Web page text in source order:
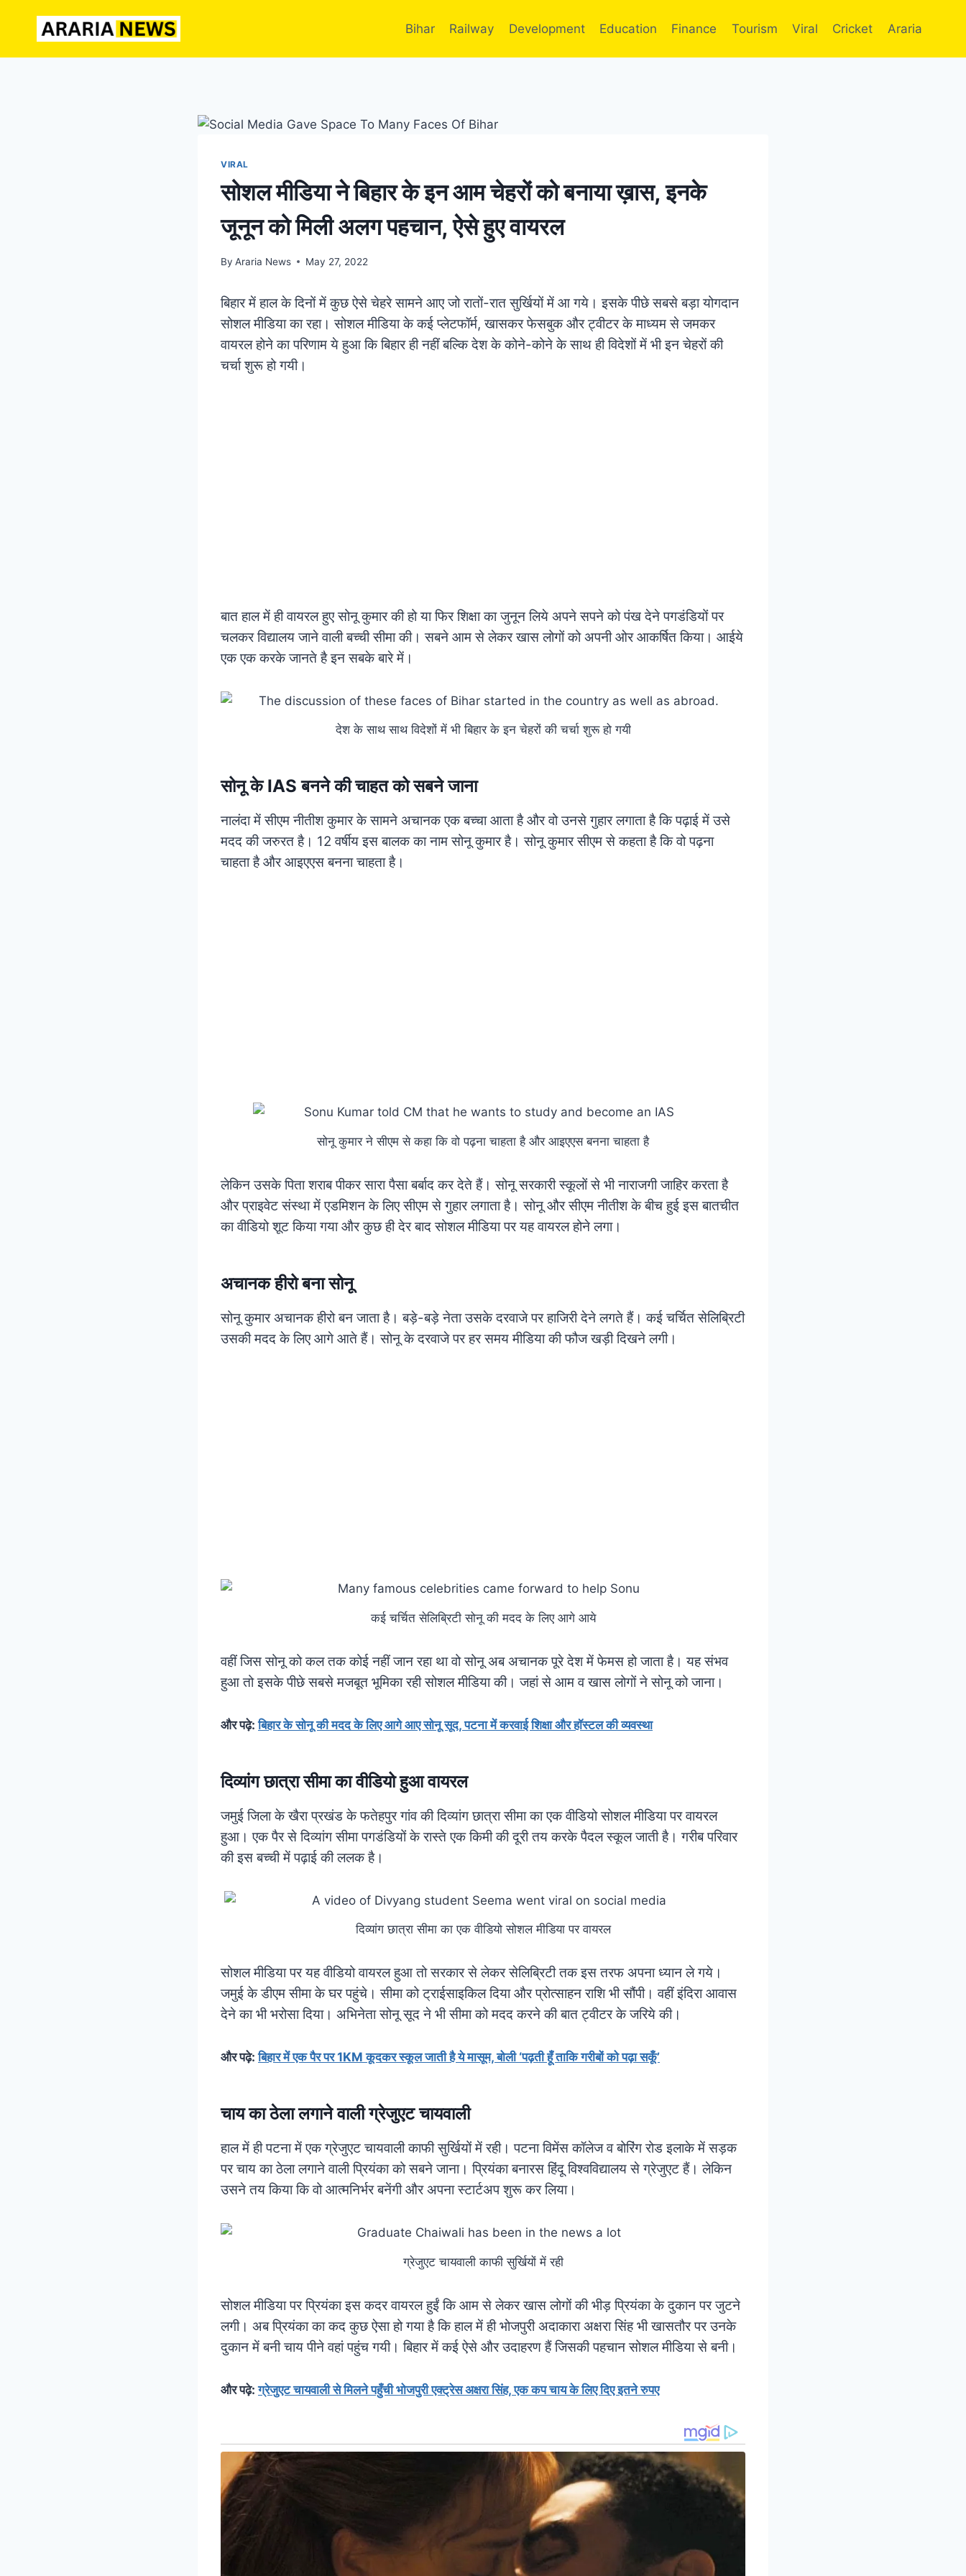
Bihar Railway Development Education Finance Tourism Viral Cricket Araria
VIRAL
सोशल मीडिया ने बिहार के इन आम चेहरों को बनाया ख़ास, इनके
जूनून को मिली अलग पहचान, ऐसे हुए वायरल
By Araria News May 27, 2022
बिहार में हाल के दिनों में कुछ ऐसे चेहरे सामने आए जो रातों-रात सुर्खियों में आ गये। इसके पीछे सबसे बड़ा योगदान
सोशल मीडिया का रहा। सोशल मीडिया के कई प्लेटफॉर्म, खासकर फेसबुक और ट्वीटर के माध्यम से जमकर
वायरल होने का परिणाम ये हुआ कि बिहार ही नहीं बल्कि देश के कोने-कोने के साथ ही विदेशों में भी इन चेहरों की
चर्चा शुरू हो गयी।
बात हाल में ही वायरल हुए सोनू कुमार की हो या फिर शिक्षा का जुनून लिये अपने सपने को पंख देने पगडंडियों पर
चलकर विद्यालय जाने वाली बच्ची सीमा की। सबने आम से लेकर खास लोगों को अपनी ओर आकर्षित किया। आईये
एक एक करके जानते है इन सबके बारे में।
देश के साथ साथ विदेशों में भी बिहार के इन चेहरों की चर्चा शुरू हो गयी
सोनू के IAS बनने की चाहत को सबने जाना
नालंदा में सीएम नीतीश कुमार के सामने अचानक एक बच्चा आता है और वो उनसे गुहार लगाता है कि पढ़ाई में उसे
मदद की जरुरत है। 12 वर्षीय इस बालक का नाम सोनू कुमार है। सोनू कुमार सीएम से कहता है कि वो पढ़ना
चाहता है और आइएएस बनना चाहता है।
सोनू कुमार ने सीएम से कहा कि वो पढ़ना चाहता है और आइएएस बनना चाहता है
लेकिन उसके पिता शराब पीकर सारा पैसा बर्बाद कर देते हैं। सोनू सरकारी स्कूलों से भी नाराजगी जाहिर करता है
और प्राइवेट संस्था में एडमिशन के लिए सीएम से गुहार लगाता है। सोनू और सीएम नीतीश के बीच हुई इस बातचीत
का वीडियो शूट किया गया और कुछ ही देर बाद सोशल मीडिया पर यह वायरल होने लगा।
अचानक हीरो बना सोनू
सोनू कुमार अचानक हीरो बन जाता है। बड़े-बड़े नेता उसके दरवाजे पर हाजिरी देने लगते हैं। कई चर्चित सेलिब्रिटी
उसकी मदद के लिए आगे आते हैं। सोनू के दरवाजे पर हर समय मीडिया की फौज खड़ी दिखने लगी।
कई चर्चित सेलिब्रिटी सोनू की मदद के लिए आगे आये
वहीं जिस सोनू को कल तक कोई नहीं जान रहा था वो सोनू अब अचानक पूरे देश में फेमस हो जाता है। यह संभव
हुआ तो इसके पीछे सबसे मजबूत भूमिका रही सोशल मीडिया की। जहां से आम व खास लोगों ने सोनू को जाना।
और पढ़े:बिहार के सोनू की मदद के लिए आगे आए सोनू सूद, पटना में करवाई शिक्षा और हॉस्टल की व्यवस्था
दिव्यांग छात्रा सीमा का वीडियो हुआ वायरल
जमुई जिला के खैरा प्रखंड के फतेहपुर गांव की दिव्यांग छात्रा सीमा का एक वीडियो सोशल मीडिया पर वायरल
हुआ। एक पैर से दिव्यांग सीमा पगडंडियों के रास्ते एक किमी की दूरी तय करके पैदल स्कूल जाती है। गरीब परिवार
की इस बच्ची में पढ़ाई की ललक है।
दिव्यांग छात्रा सीमा का एक वीडियो सोशल मीडिया पर वायरल
सोशल मीडिया पर यह वीडियो वायरल हुआ तो सरकार से लेकर सेलिब्रिटी तक इस तरफ अपना ध्यान ले गये।
जमुई के डीएम सीमा के घर पहुंचे। सीमा को ट्राईसाइकिल दिया और प्रोत्साहन राशि भी सौंपी। वहीं इंदिरा आवास
देने का भी भरोसा दिया। अभिनेता सोनू सूद ने भी सीमा को मदद करने की बात ट्वीटर के जरिये की।
और पढ़े:बिहार में एक पैर पर 1KM कूदकर स्कूल जाती है ये मासूम, बोली ‘पढ़ती हूँ ताकि गरीबों को पढ़ा सकूँ’
चाय का ठेला लगाने वाली ग्रेजुएट चायवाली
हाल में ही पटना में एक ग्रेजुएट चायवाली काफी सुर्खियों में रही। पटना विमेंस कॉलेज व बोरिंग रोड इलाके में सड़क
पर चाय का ठेला लगाने वाली प्रियंका को सबने जाना। प्रियंका बनारस हिंदू विश्वविद्यालय से ग्रेजुएट हैं। लेकिन
उसने तय किया कि वो आत्मनिर्भर बनेंगी और अपना स्टार्टअप शुरू कर लिया।
ग्रेजुएट चायवाली काफी सुर्खियों में रही
सोशल मीडिया पर प्रियंका इस कदर वायरल हुईं कि आम से लेकर खास लोगों की भीड़ प्रियंका के दुकान पर जुटने
लगी। अब प्रियंका का कद कुछ ऐसा हो गया है कि हाल में ही भोजपुरी अदाकारा अक्षरा सिंह भी खासतौर पर उनके
दुकान में बनी चाय पीने वहां पहुंच गयी। बिहार में कई ऐसे और उदाहरण हैं जिसकी पहचान सोशल मीडिया से बनी।
और पढ़े:ग्रेजुएट चायवाली से मिलने पहुँची भोजपुरी एक्ट्रेस अक्षरा सिंह, एक कप चाय के लिए दिए इतने रुपए